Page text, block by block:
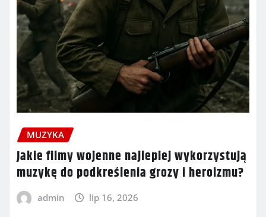
MUZYKA
Jakie filmy wojenne najlepiej wykorzystują
muzykę do podkreślenia grozy i heroizmu?
admin lip 16, 2026